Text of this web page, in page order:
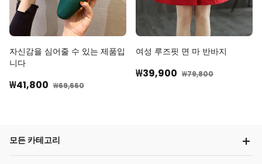
자신감을 심어줄 수 있는 제품입
니다
₩41,800 ₩69,660
여성 루즈핏 면 마 반바지
₩39,900 ₩79,800
모든 카테고리